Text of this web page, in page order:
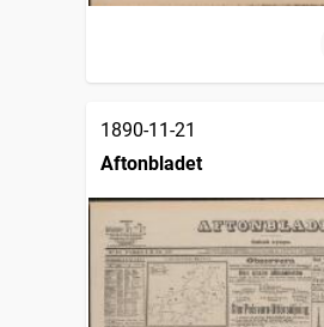
1890-11-21
Aftonbladet